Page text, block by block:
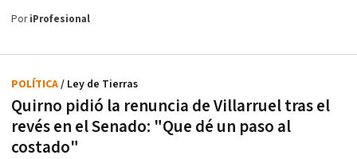
PoriProfesional
Quirno pidió la renuncia de Villarruel tras el
revés en el Senado: "Que dé un paso al
costado"
POLÍTICA/ Ley de Tierras